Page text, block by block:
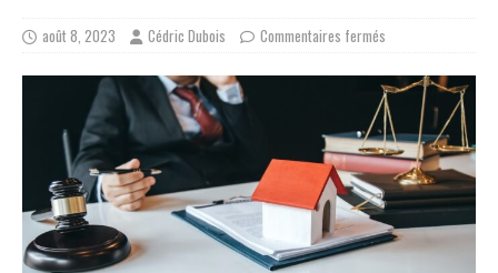
août 8, 2023 Cédric Dubois Commentaires fermés